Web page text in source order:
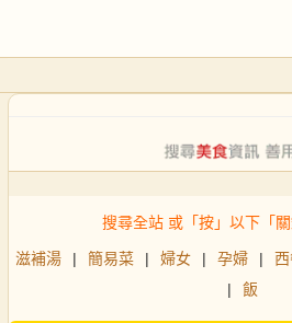
搜尋全站 或「按」以下「
滋補湯 | 簡易菜 | 婦女 | 孕婦 |
|
飯